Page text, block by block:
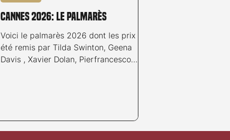
Cannes 2026: Le palmarès
Voici le palmarès 2026 dont les prix ont
été remis par Tilda Swinton, Geena
Davis , Xavier Dolan, Pierfrancesco